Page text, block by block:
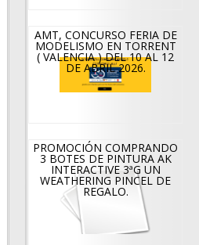
S
POR
CION
ES
AMT, CONCURSO FERIA DE
MODELISMO EN TORRENT
( VALENCIA ) DEL 10 AL 12
DE ABRIL 2026.
PROMOCIÓN COMPRANDO
3 BOTES DE PINTURA AK
INTERACTIVE 3ªG UN
WEATHERING PINCEL DE
REGALO.